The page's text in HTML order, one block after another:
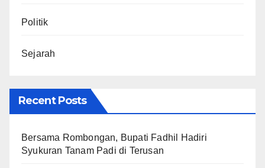
Politik
Sejarah
Recent Posts
Bersama Rombongan, Bupati Fadhil Hadiri
Syukuran Tanam Padi di Terusan